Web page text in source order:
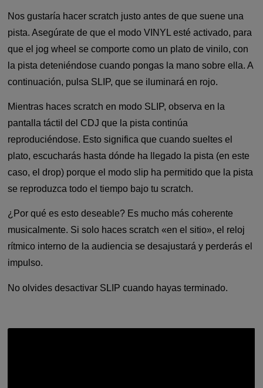
Nos gustaría hacer scratch justo antes de que suene una
pista. Asegúrate de que el modo VINYL esté activado, para
que el jog wheel se comporte como un plato de vinilo, con
la pista deteniéndose cuando pongas la mano sobre ella. A
continuación, pulsa SLIP, que se iluminará en rojo.
Mientras haces scratch en modo SLIP, observa en la
pantalla táctil del CDJ que la pista continúa
reproduciéndose. Esto significa que cuando sueltes el
plato, escucharás hasta dónde ha llegado la pista (en este
caso, el drop) porque el modo slip ha permitido que la pista
se reproduzca todo el tiempo bajo tu scratch.
¿Por qué es esto deseable? Es mucho más coherente
musicalmente. Si solo haces scratch «en el sitio», el reloj
rítmico interno de la audiencia se desajustará y perderás el
impulso.
No olvides desactivar SLIP cuando hayas terminado.